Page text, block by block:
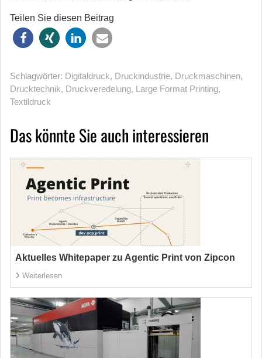
Teilen Sie diesen Beitrag
Schlagwörter: Digitaldruck, Druckindustrie, Druckmaschinen,
Drucktechnik, Druckveredelung, Large Format Printing,
Textildruck
Das könnte Sie auch interessieren
Aktuelles Whitepaper zu Agentic Print von Zipcon
Weiterlesen